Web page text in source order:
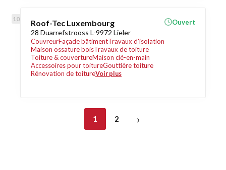
Roof-Tec Luxembourg
28 Duarrefstrooss L-9972 Lieler
CouvreurFaçade bâtimentTravaux d'isolation
Maison ossature boisTravaux de toiture
Toiture & couvertureMaison clé-en-main
Accessoires pour toitureGouttière toiture
Rénovation de toitureVoir plus
Ouvert
1 2 ›